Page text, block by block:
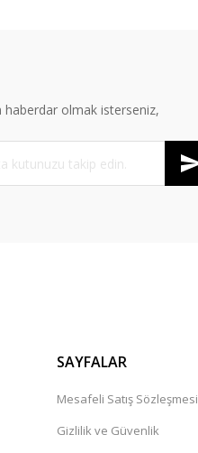
olmak isterseniz,
SAYFALAR
Mesafeli Satış Sözleşmesi
Gizlilik ve Güvenlik